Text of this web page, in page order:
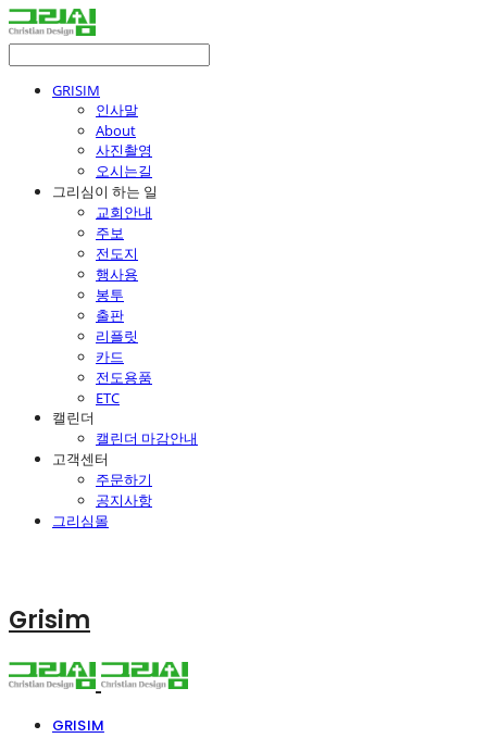
GRISIM
인사말
About
사진촬영
오시는길
그리심이 하는 일
교회안내
주보
전도지
행사용
봉투
출판
리플릿
카드
전도용품
ETC
캘린더
캘린더 마감안내
고객센터
주문하기
공지사항
그리심몰
Grisim
GRISIM